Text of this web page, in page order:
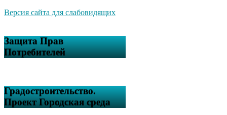
Версия сайта для слабовидящих
Защита Прав
Потребителей
Градостроительство.
Проект Городская среда